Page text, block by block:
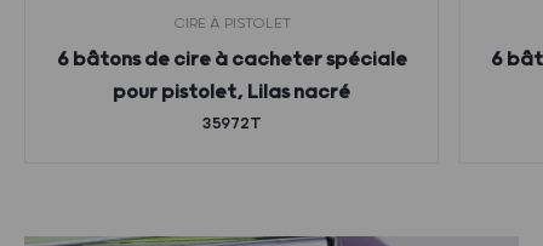
CIRE À PISTOLET
6 bâtons de cire à cacheter spéciale
pour pistolet, Lilas nacré
35972T
6